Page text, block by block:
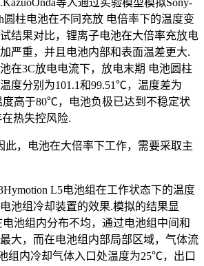
等人通过实验模型模拟Sony-
圆柱电池在不同充放 电倍率下的温度变
结果对比，锂离子电池在大倍率充放电
严重，并且电池内部和表面温差更大.
在3C放电电流下，放电末期 电池圆柱
度分别为101.1和99.51℃，温度差为
高于80℃，电池负极已达到不稳定状
热失控风险.
此，电池在大倍率下工作，需要采取主
L5电池组在工作状态下的温度
池组冷却装置的效果.模拟的结果显
池组内分布不均，通过电池组中间和
大，而在电池组内部局部区域，气体流
组内冷却气体入口处温度为25℃，出口